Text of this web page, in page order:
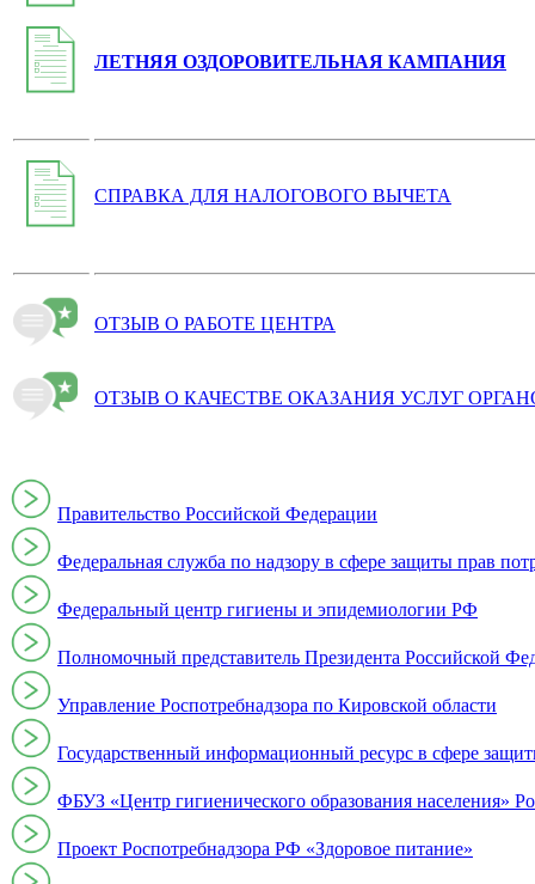
ЛЕТНЯЯ ОЗДОРОВИТЕЛЬНАЯ КАМПАНИЯ
СПРАВКА ДЛЯ НАЛОГОВОГО ВЫЧЕТА
ОТЗЫВ О РАБОТЕ ЦЕНТРА
ОТЗЫВ О КАЧЕСТВЕ ОКАЗАНИЯ УСЛУГ
Правительство Российской Федерации
Федеральная служба по надзору в сфере защиты прав
Федеральный центр гигиены и эпидемиологии РФ
Полномочный представитель Президента Российской
Управление Роспотребнадзора по Кировской области
Государственный информационный ресурс в сфере
ФБУЗ «Центр гигиенического образования населения»
Проект Роспотребнадзора РФ «Здоровое питание»